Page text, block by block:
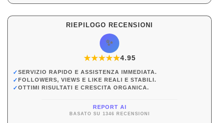
RIEPILOGO RECENSIONI
✨
★★★★★
★4.95
✓SERVIZIO RAPIDO E ASSISTENZA IMMEDIATA.
✓FOLLOWERS, VIEWS E LIKE REALI E STABILI.
✓OTTIMI RISULTATI E CRESCITA ORGANICA.
REPORT AI
BASATO SU 1346 RECENSIONI